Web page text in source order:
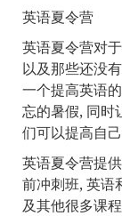
英语夏令营
英语夏令营对
以及那些还没
一个提高英语
忘的暑假, 同时
们可以提高自
英语夏令营提
前冲刺班, 英语
及其他很多课